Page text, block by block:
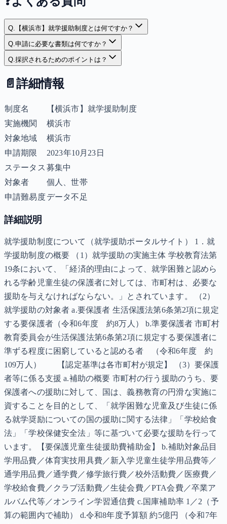
Q. 【横浜市】就学援助制度とは何ですか？
Q.申請に必要な書類は何ですか？
Q.採択されるためのポイントは？
📄 詳細情報
制度名
【横浜市】就学援助制度
実施機関
横浜市
対象地域
横浜市
申請期限
2023年10月23日
ステータス 募集中
対象者
個人、世帯
申請難易度データ不足
詳細説明
就学援助制度について（就学援助ポータルサイト） 1．就
学援助制度の概要 （1）就学援助の実施主体 学校教育法第
19条において、「経済的理由によって、就学困難と認めら
れる学齢児童生徒の保護者に対しては、市町村は、必要な
援助を与えなければならない。」とされています。 （2）
就学援助の対象者 a.要保護者 生活保護法第6条第2項に規定
する要保護者（令和6年度 約8万人） b.準要保護者 市町村
教育委員会が生活保護法第6条第2項に規定する要保護者に
準ずる程度に困窮していると認める者 （令和6年度 約
109万人） 【認定基準は各市町村が規定】 （3）要保護
者等に係る支援 a.補助の概要 市町村の行う援助のうち、要
保護者への援助に対して、国は、義務教育の円滑な実施に
資することを目的として、「就学困難な児童及び生徒に係
る就学奨励についての国の援助に関する法律」「学校給食
法」「学校保健安全法」等に基づいて必要な援助を行って
います。【要保護児童生徒援助費補助金】 b.補助対象品目
学用品費／体育実技用具費／新入学児童生徒学用品費等／
通学用品費／通学費／修学旅行費／校外活動費／医療費／
学校給食費／クラブ活動費／生徒会費／PTA会費／卒業ア
ルバム代等／オンライン学習通信費 c.国庫補助率 1／2（予
算の範囲内で補助） d.令和8年度予算額 約5億円 （令和7年